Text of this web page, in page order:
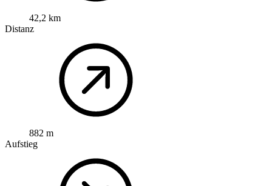
42,2 km
Distanz
882 m
Aufstieg